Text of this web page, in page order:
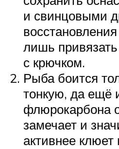
и свинцовыми
лишь
с крючком.
Рыба боится
тонкую, да ещё
флюрокарбона
замечает и
активнее клюет